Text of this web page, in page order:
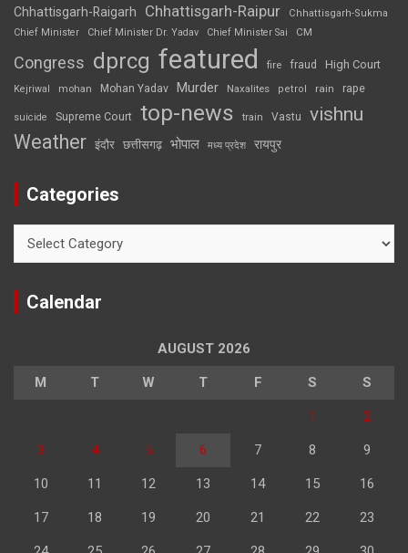
Chhattisgarh-Raigarh Chhattisgarh-Raipur
Chhattisgarh-Sukma
Chief Minister
Chief Minister Dr. Yadav Chief Minister Sai CM
Congress dprcg featured fire fraud High Court
Kejriwal mohan Mohan Yadav Murder Naxalites petrol rain rape
suicide Supreme Court top-news train Vastu vishnu
Weather इंदौर छत्तीसगढ़ भोपाल मध्य प्रदेश रायपुर
Categories
Calendar
AUGUST 2026
M T W T F S S
1 2
3 4 5 6 7 8 9
10 11 12 13 14 15 16
17 18 19 20 21 22 23